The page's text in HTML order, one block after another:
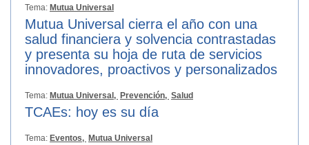
Tema: Mutua Universal
Mutua Universal cierra el año con una
salud financiera y solvencia contrastadas
y presenta su hoja de ruta de servicios
innovadores, proactivos y personalizados
Tema: Mutua Universal, Prevención, Salud
TCAEs: hoy es su día
Tema: Eventos, Mutua Universal